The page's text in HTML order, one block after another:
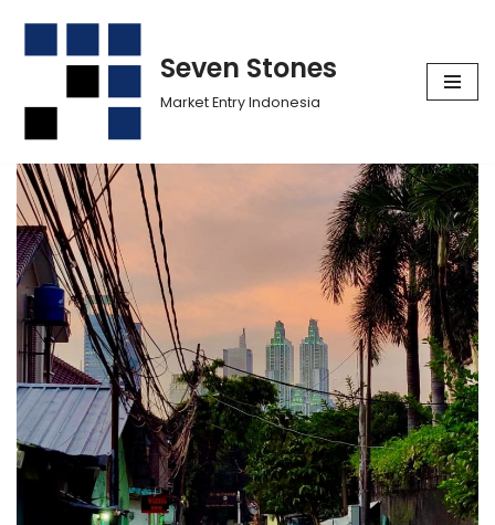
Siirry
sisältöön
Seven Stones
Market Entry Indonesia